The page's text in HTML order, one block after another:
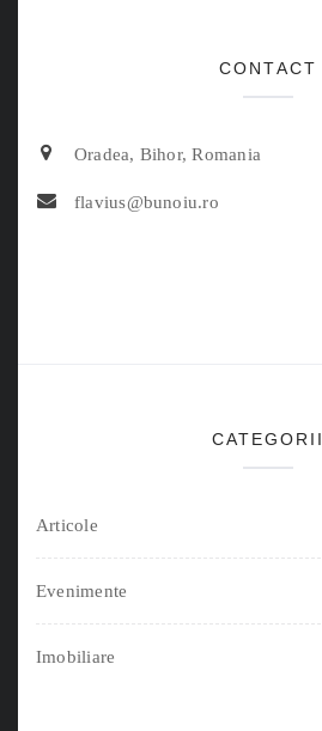
CONTACT
Oradea, Bihor, Romania
flavius@bunoiu.ro
CATEGORII
Articole
Evenimente
Imobiliare